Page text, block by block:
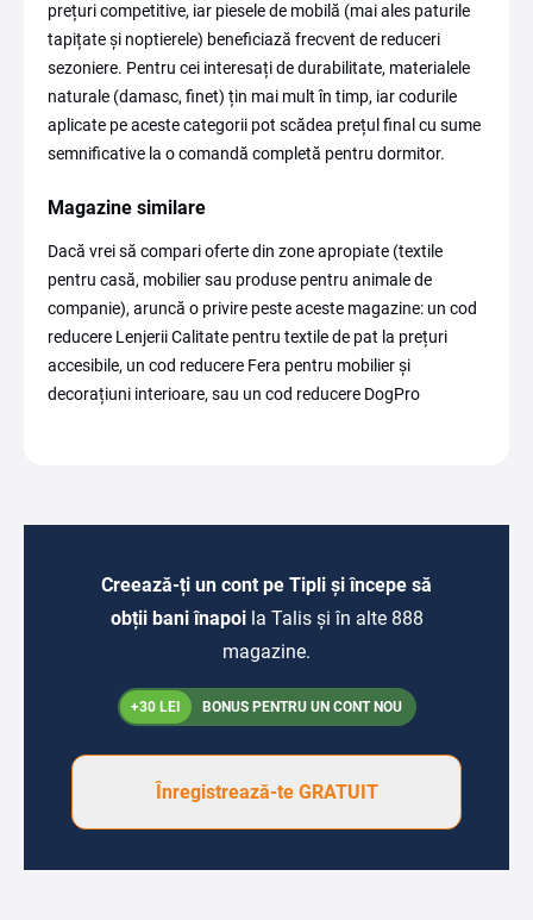
prețuri competitive, iar piesele de mobilă (mai ales paturile
tapițate și noptierele) beneficiază frecvent de reduceri
sezoniere. Pentru cei interesați de durabilitate, materialele
naturale (damasc, finet) țin mai mult în timp, iar codurile
aplicate pe aceste categorii pot scădea prețul final cu sume
semnificative la o comandă completă pentru dormitor.
Magazine similare
Dacă vrei să compari oferte din zone apropiate (textile
pentru casă, mobilier sau produse pentru animale de
companie), aruncă o privire peste aceste magazine: un cod
reducere Lenjerii Calitate pentru textile de pat la prețuri
accesibile, un cod reducere Fera pentru mobilier și
decorațiuni interioare, sau un cod reducere DogPro
Creează-ți un cont pe Tipli și începe să
obții bani înapoi la Talis și în alte 888
magazine.
+30 LEI BONUS PENTRU UN CONT NOU
Înregistrează-te GRATUIT